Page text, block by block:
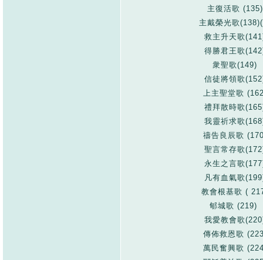
主復活歌 (135)
主戴榮光歌
救主升天歌
得勝君王歌
衆聖歌(149)
信徒將領歌
上主聖堂歌
禮拜散時歌
我靈祈求歌
禱告良辰歌
聖言常存歌
永生之言歌
凡有血氣歌
教會根基歌 (
郇城歌 (219)
我愛教會歌
傳佈救恩歌
萬民奮興歌